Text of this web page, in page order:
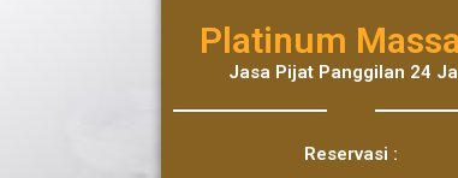
Platinum
Jasa Pijat Panggilan 24
Reservasi :